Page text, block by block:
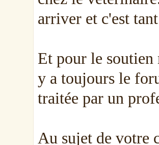
arriver et c'est
Et pour le
y a toujours le
traitée par un
Au sujet de votre